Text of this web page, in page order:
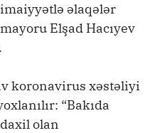
əlaqələr
Elşad Hacıyev
koronavirus xəstəliyi
“Bakıda
olan